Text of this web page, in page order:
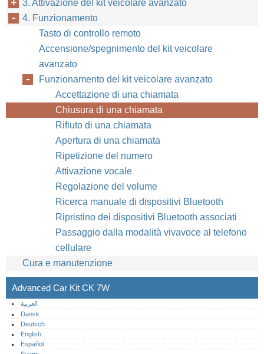
3. Attivazione del kit veicolare avanzato
4. Funzionamento
Tasto di controllo remoto
Accensione/spegnimento del kit veicolare
avanzato
Funzionamento del kit veicolare avanzato
Accettazione di una chiamata
Chiusura di una chiamata
Rifiuto di una chiamata
Apertura di una chiamata
Ripetizione del numero
Attivazione vocale
Regolazione del volume
Ricerca manuale di dispositivi Bluetooth
Ripristino dei dispositivi Bluetooth associati
Passaggio dalla modalità vivavoce al telefono
cellulare
Cura e manutenzione
Advanced Car Kit CK 7W
العربية
Dansk
Deutsch
English
Español